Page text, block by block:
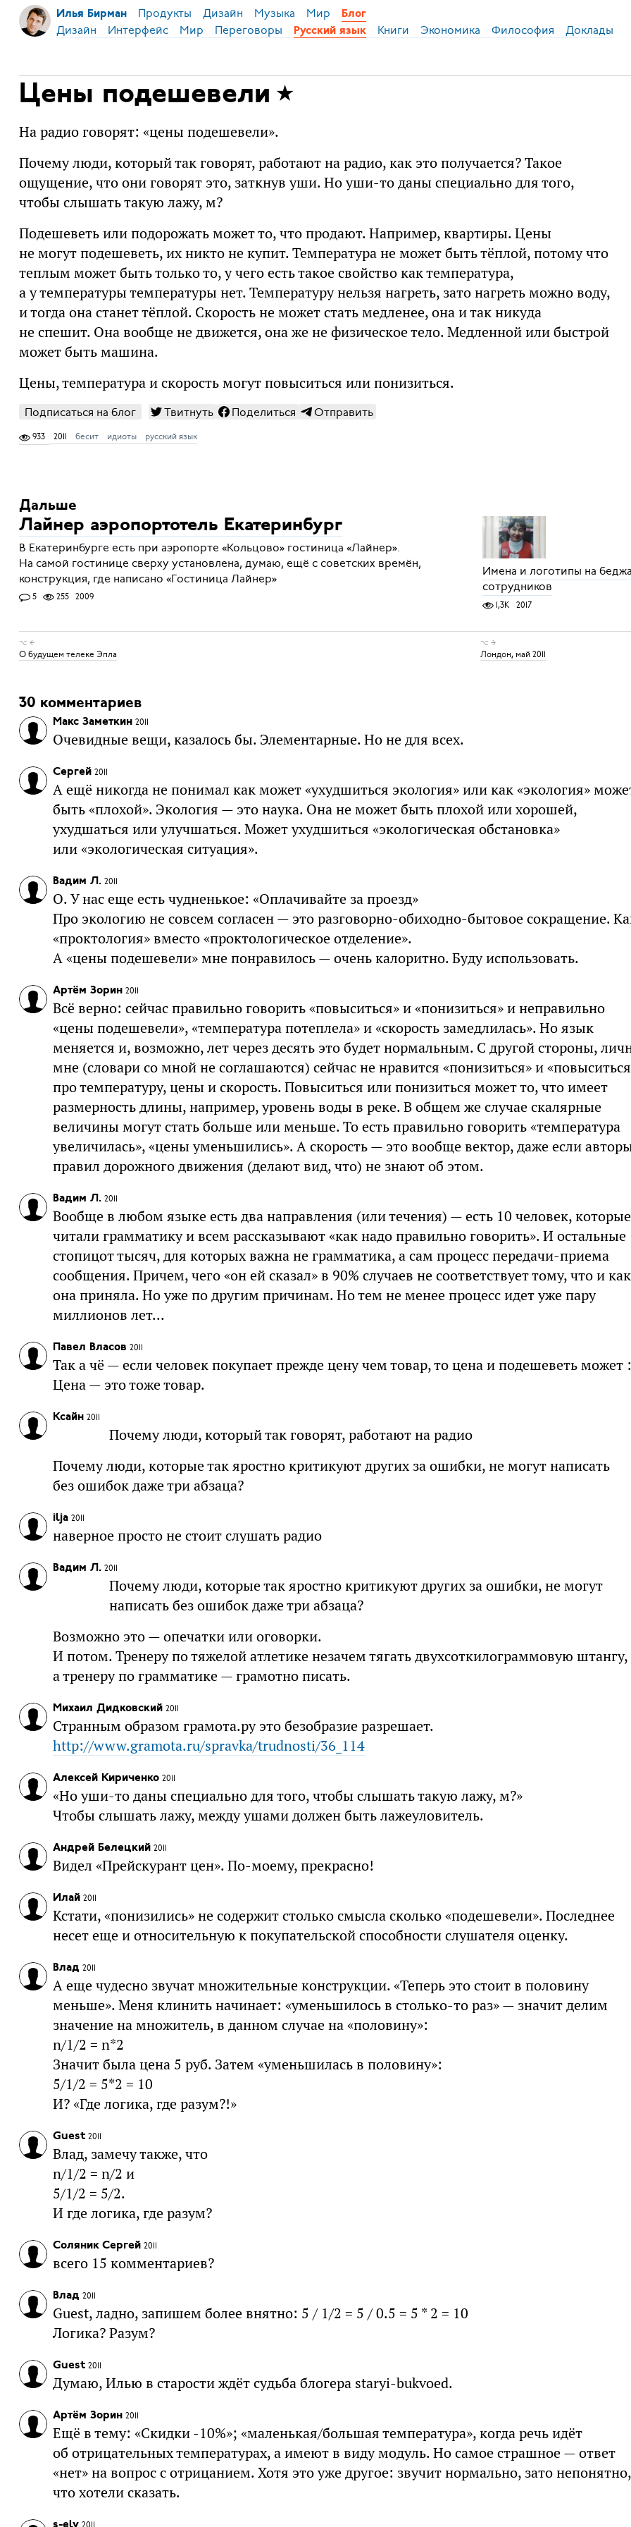
Илья Бирман Продукты Дизайн Музыка Мир Блог
Дизайн Интерфейс Мир Переговоры Русский язык Книги Экономика Философия Доклады
Цены подешевели
На радио говорят: «цены подешевели».
Почему люди, который так говорят, работают на радио, как это получается? Такое
ощущение, что они говорят это, заткнув уши. Но уши-то даны специально для того,
чтобы слышать такую лажу, м?
Подешеветь или подорожать может то, что продают. Например, квартиры. Цены
не могут подешеветь, их никто не купит. Температура не может быть тёплой, потому что
теплым может быть только то, у чего есть такое свойство как температура,
а у температуры температуры нет. Температуру нельзя нагреть, зато нагреть можно воду,
и тогда она станет тёплой. Скорость не может стать медленее, она и так никуда
не спешит. Она вообще не движется, она же не физическое тело. Медленной или быстрой
может быть машина.
Цены, температура и скорость могут повыситься или понизиться.
Подписаться на блог Твитнуть Поделиться Отправить
933 2011 бесит идиоты русский язык
Дальше
Лайнер аэропортотель Екатеринбург
В Екатеринбурге есть при аэропорте «Кольцово» гостиница «Лайнер».
На самой гостинице сверху установлена, думаю, ещё с советских времён,
конструкция, где написано «Гостиница Лайнер»
5 255 2009
Имена и логотипы на
сотрудников
1,3K 2017
⌥ ←
О будущем телеке Эпла
⌥ →
Лондон, май 2011
30 комментариев
Макс Заметкин 2011
Очевидные вещи, казалось бы. Элементарные. Но не для всех.
Сергей 2011
А ещё никогда не понимал как может «ухудшиться экология» или как «экология»
быть «плохой». Экология — это наука. Она не может быть плохой или хорошей,
ухудшаться или улучшаться. Может ухудшиться «экологическая обстановка»
или «экологическая ситуация».
Вадим Л. 2011
О. У нас еще есть чудненькое: «Оплачивайте за проезд»
Про экологию не совсем согласен — это разговорно-обиходно-бытовое сокращение.
«проктология» вместо «проктологическое отделение».
А «цены подешевели» мне понравилось — очень калоритно. Буду использовать.
Артём Зорин 2011
Всё верно: сейчас правильно говорить «повыситься» и «понизиться» и неправильно
«цены подешевели», «температура потеплела» и «скорость замедлилась». Но язык
меняется и, возможно, лет через десять это будет нормальным. С другой стороны,
мне (словари со мной не соглашаются) сейчас не нравится «понизиться» и
про температуру, цены и скорость. Повыситься или понизиться может то, что имеет
размерность длины, например, уровень воды в реке. В общем же случае скалярные
величины могут стать больше или меньше. То есть правильно говорить «температура
увеличилась», «цены уменьшились». А скорость — это вообще вектор, даже если
правил дорожного движения (делают вид, что) не знают об этом.
Вадим Л. 2011
Вообще в любом языке есть два направления (или течения) — есть 10 человек, которые
читали грамматику и всем рассказывают «как надо правильно говорить». И остальные
стопицот тысяч, для которых важна не грамматика, а сам процесс передачи-приема
сообщения. Причем, чего «он ей сказал» в 90% случаев не соответствует тому, что и как
она приняла. Но уже по другим причинам. Но тем не менее процесс идет уже пару
миллионов лет...
Павел Власов 2011
Так а чё — если человек покупает прежде цену чем товар, то цена и подешеветь может
Цена — это тоже товар.
Ксайн 2011
Почему люди, который так говорят, работают на радио
Почему люди, которые так яростно критикуют других за ошибки, не могут написать
без ошибок даже три абзаца?
ilja 2011
наверное просто не стоит слушать радио
Вадим Л. 2011
Почему люди, которые так яростно критикуют других за ошибки, не могут
написать без ошибок даже три абзаца?
Возможно это — опечатки или оговорки.
И потом. Тренеру по тяжелой атлетике незачем тягать двухсоткилограммовую штангу,
а тренеру по грамматике — грамотно писать.
Михаил Дидковский 2011
Странным образом грамота.ру это безобразие разрешает.
http://www.gramota.ru/spravka/trudnosti/36_114
Алексей Кириченко 2011
«Но уши-то даны специально для того, чтобы слышать такую лажу, м?»
Чтобы слышать лажу, между ушами должен быть лажеуловитель.
Андрей Белецкий 2011
Видел «Прейскурант цен». По-моему, прекрасно!
Илай 2011
Кстати, «понизились» не содержит столько смысла сколько «подешевели». Последнее
несет еще и относительную к покупательской способности слушателя оценку.
Влад 2011
А еще чудесно звучат множительные конструкции. «Теперь это стоит в половину
меньше». Меня клинить начинает: «уменьшилось в столько-то раз» — значит делим
значение на множитель, в данном случае на «половину»:
n/1/2 = n*2
Значит была цена 5 руб. Затем «уменьшилась в половину»:
5/1/2 = 5*2 = 10
И? «Где логика, где разум?!»
Guest 2011
Влад, замечу также, что
n/1/2 = n/2 и
5/1/2 = 5/2.
И где логика, где разум?
Соляник Сергей 2011
всего 15 комментариев?
Влад 2011
Guest, ладно, запишем более внятно: 5 / 1/2 = 5 / 0.5 = 5 * 2 = 10
Логика? Разум?
Guest 2011
Думаю, Илью в старости ждёт судьба блогера staryi-bukvoed.
Артём Зорин 2011
Ещё в тему: «Скидки -10%»; «маленькая/большая температура», когда речь идёт
об отрицательных температурах, а имеют в виду модуль. Но самое страшное — ответ
«нет» на вопрос с отрицанием. Хотя это уже другое: звучит нормально, зато непонятно,
что хотели сказать.